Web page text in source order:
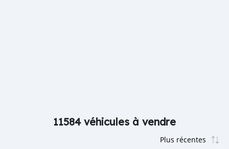
11584 véhicules à vendre